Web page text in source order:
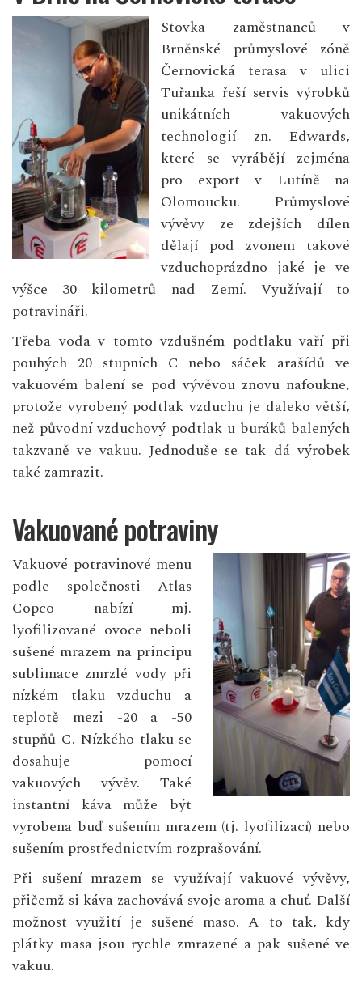
Stovka zaměstnanců v
Brněnské průmyslové zóně
Černovická terasa v ulici
Tuřanka řeší servis výrobků
unikátních vakuových
technologií zn. Edwards,
které se vyrábějí zejména
pro export v Lutíně na
Olomoucku. Průmyslové
vývěvy ze zdejších dílen
dělají pod zvonem takové
vzduchoprázdno jaké je ve
výšce 30 kilometrů nad Zemí. Využívají to
potravináři.
Třeba voda v tomto vzdušném podtlaku vaří při
pouhých 20 stupních C nebo sáček arašídů ve
vakuovém balení se pod vývěvou znovu nafoukne,
protože vyrobený podtlak vzduchu je daleko větší,
než původní vzduchový podtlak u buráků balených
takzvaně ve vakuu. Jednoduše se tak dá výrobek
také zamrazit.
Vakuované potraviny
Vakuové potravinové menu
podle společnosti Atlas
Copco nabízí mj.
lyofilizované ovoce neboli
sušené mrazem na principu
sublimace zmrzlé vody při
nízkém tlaku vzduchu a
teplotě mezi -20 a -50
stupňů C. Nízkého tlaku se
dosahuje pomocí
vakuových vývěv. Také
instantní káva může být
vyrobena buď sušením mrazem (tj. lyofilizací) nebo
sušením prostřednictvím rozprašování.
Při sušení mrazem se využívají vakuové vývěvy,
přičemž si káva zachovává svoje aroma a chuť. Další
možnost využití je sušené maso. A to tak, kdy
plátky masa jsou rychle zmrazené a pak sušené ve
vakuu.